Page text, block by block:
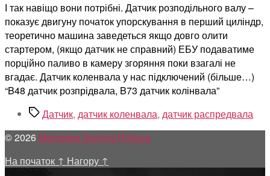
І так навіщо вони потрібні. Датчик розподільного валу –
показує двигуну початок упорскування в перший циліндр,
теоретично машина заведеться якщо довго олити
стартером, (якщо датчик не справний) ЕБУ подаватиме
порційно паливо в камеру згоряння поки взагалі не
вгадає. Датчик коленвала у нас підключений (більше…)
“B48 датчик розпрідвала, B73 датчик колінвала”
Позначки
Датчик, датчик коленвала, датчик распредвала
© 2026 Mercedes Service Poltava
На початок ↑ Нагору ↑